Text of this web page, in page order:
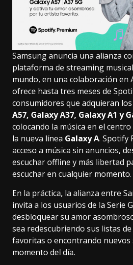
Samsung anuncia una alianza
plataforma de streaming
mundo, en una colaboración en
ofrece hasta tres meses de
consumidores que adquieran
A57, Galaxy A37, Galaxy A1 y
colocando la música en el
la nueva línea Galaxy A. Spotify
acceso a música sin anuncios,
escuchar offline y más libertad
escuchar en cualquier momento.
En la práctica, la alianza entre
invita a los usuarios de la Serie
desbloquear su amor
sea redescubriendo sus listas
favoritas o encontrando nuevos
momento del día.